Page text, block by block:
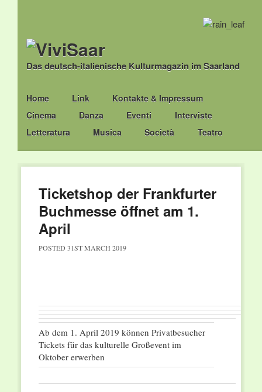
Das deutsch-italienische Kulturmagazin im Saarland
Main menu
Skip
to
content
Home Link
Kontakte & Impressum
Cinema
Danza Eventi
Interviste
Letteratura
Musica Società Teatro
Ticketshop der Frankfurter
Buchmesse öffnet am 1.
April
POSTED 31ST MARCH 2019
Ab dem 1. April 2019 können Privatbesucher
Tickets für das kulturelle Großevent im
Oktober erwerben